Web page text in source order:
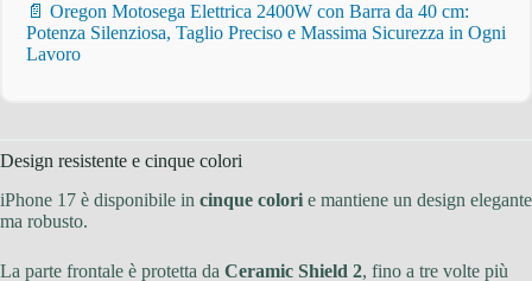
📄 Oregon Motosega Elettrica 2400W con Barra da 40 cm:
Potenza Silenziosa, Taglio Preciso e Massima Sicurezza in Ogni
Lavoro
Design resistente e cinque colori
iPhone 17 è disponibile in cinque colori e mantiene un design elegante
ma robusto.
La parte frontale è protetta da Ceramic Shield 2, fino a tre volte più